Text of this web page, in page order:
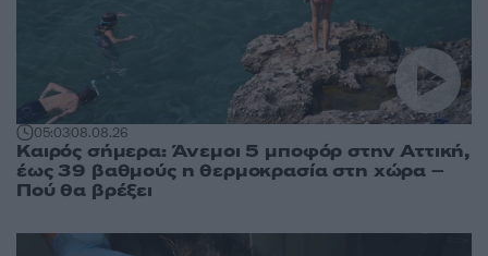
05:0308.08.26
Καιρός σήμερα: Άνεμοι 5 μποφόρ στην Αττική,
έως 39 βαθμούς η θερμοκρασία στη χώρα –
Πού θα βρέξει